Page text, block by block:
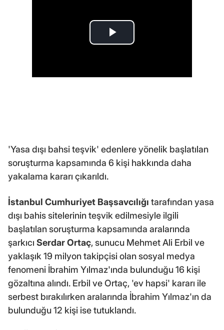
'Yasa dışı bahsi teşvik' edenlere yönelik başlatılan
soruşturma kapsamında 6 kişi hakkında daha
yakalama kararı çıkarıldı.
İstanbul Cumhuriyet Başsavcılığı tarafından yasa
dışı bahis sitelerinin teşvik edilmesiyle ilgili
başlatılan soruşturma kapsamında aralarında
şarkıcı Serdar Ortaç, sunucu Mehmet Ali Erbil ve
yaklaşık 19 milyon takipçisi olan sosyal medya
fenomeni İbrahim Yılmaz'ında bulunduğu 16 kişi
gözaltına alındı. Erbil ve Ortaç, 'ev hapsi' kararı ile
serbest bırakılırken aralarında İbrahim Yılmaz'ın da
bulunduğu 12 kişi ise tutuklandı.